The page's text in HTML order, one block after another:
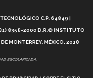
Tec? (video)
Artificial, Paola
C.P. 64849 |
(81) 8358-2000 D.R.© INSTITUTO
MONTERREY, MÉXICO. 2018
ESCOLARIZADA.